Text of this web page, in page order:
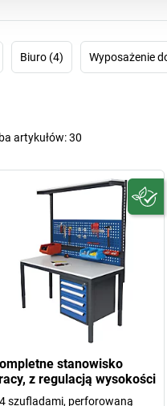
Biuro (4) Wyposażenie
artykułów:30
stanowisko
z regulacją wysokości
szufladami, perforowaną